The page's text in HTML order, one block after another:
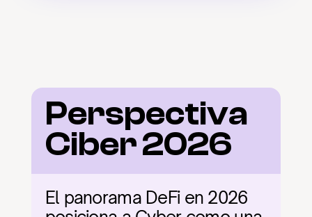
Perspectiva
Ciber 2026
El panorama DeFi en 2026